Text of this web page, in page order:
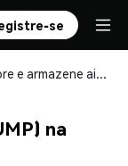
se
Compre e armazene aiPUMP (AIPUMP) com segurança
na